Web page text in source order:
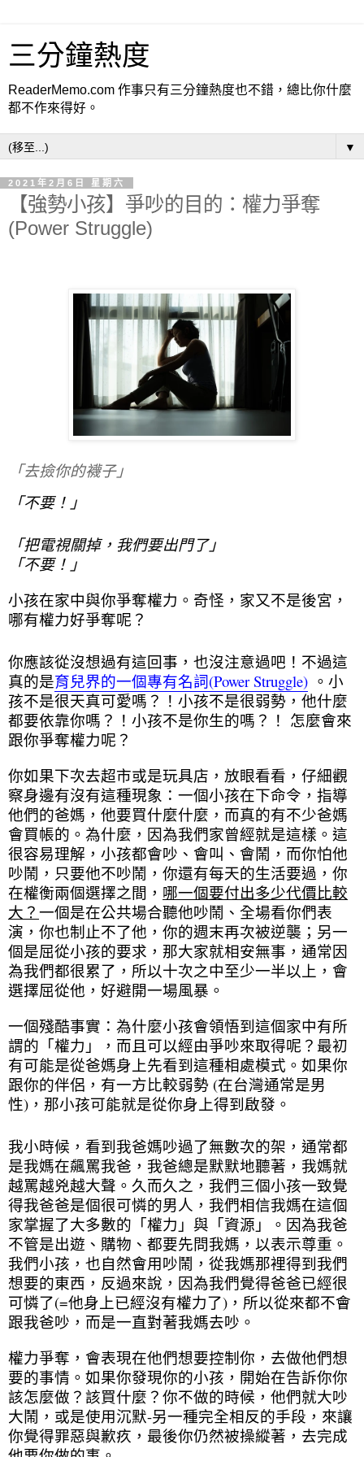
三分鐘熱度
ReaderMemo.com 作事只有三分鐘熱度也不錯，總比你什麼
都不作來得好。
▼
2021年2月6日 星期六
【強勢小孩】爭吵的目的：權力爭奪
(Power Struggle)
「去撿你的襪子」
「不要！」
「把電視關掉，我們要出門了」
「不要！」
小孩在家中與你爭奪權力。奇怪，家又不是後宮，
哪有權力好爭奪呢？
你應該從沒想過有這回事，也沒注意過吧！不過這
真的是育兒界的一個專有名詞(Power Struggle) 。小
孩不是很天真可愛嗎？！小孩不是很弱勢，他什麼
都要依靠你嗎？！小孩不是你生的嗎？！ 怎麼會來
跟你爭奪權力呢？
你如果下次去超市或是玩具店，放眼看看，仔細觀
察身邊有沒有這種現象：一個小孩在下命令，指導
他們的爸媽，他要買什麼什麼，而真的有不少爸媽
會買帳的。為什麼，因為我們家曾經就是這樣。這
很容易理解，小孩都會吵、會叫、會鬧，而你怕他
吵鬧，只要他不吵鬧，你還有每天的生活要過，你
在權衡兩個選擇之間， 哪一個要付出多少代價比較
大？ 一個是在公共場合聽他吵鬧、全場看你們表
演，你也制止不了他，你的週末再次被逆襲；另一
個是屈從小孩的要求，那大家就相安無事，通常因
為我們都很累了，所以十次之中至少一半以上，會
選擇屈從他，好避開一場風暴。
一個殘酷事實：為什麼小孩會領悟到這個家中有所
謂的「權力」，而且可以經由爭吵來取得呢？最初
有可能是從爸媽身上先看到這種相處模式。如果你
跟你的伴侶，有一方比較弱勢 (在台灣通常是男
性)，那小孩可能就是從你身上得到啟發。
我小時候，看到我爸媽吵過了無數次的架，通常都
是我媽在飆罵我爸，我爸總是默默地聽著，我媽就
越罵越兇越大聲。久而久之，我們三個小孩一致覺
得我爸爸是個很可憐的男人，我們相信我媽在這個
家掌握了大多數的「權力」與「資源」。因為我爸
不管是出遊、購物、都要先問我媽，以表示尊重。
我們小孩，也自然會用吵鬧，從我媽那裡得到我們
想要的東西，反過來說，因為我們覺得爸爸已經很
可憐了(=他身上已經沒有權力了)，所以從來都不會
跟我爸吵，而是一直對著我媽去吵。
權力爭奪，會表現在他們想要控制你，去做他們想
要的事情。如果你發現你的小孩，開始在告訴你你
該怎麼做？該買什麼？你不做的時候，他們就大吵
大鬧，或是使用沉默-另一種完全相反的手段，來讓
你覺得罪惡與歉疚，最後你仍然被操縱著，去完成